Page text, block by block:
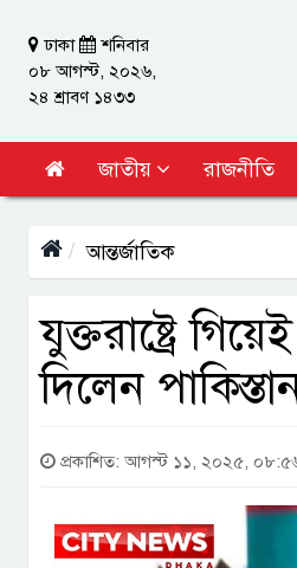
ঢাকা
শনিবার
০৮ আগস্ট, ২০২৬,
২৪ শ্রাবণ ১৪৩৩
জাতীয় রাজনীতি
আন্তর্জাতিক
যুক্তরাষ্ট্রে
দিলেন
প্রকাশিত: আগস্ট ১১, ২০২৫,